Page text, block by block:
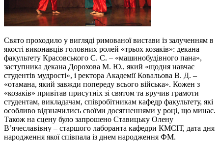
Свято проходило у вигляді римованої вистави із залученням в
якості виконавців головних ролей «трьох козаків»: декана
факультету Красовського С. С. – «машинобудівного пана»,
заступника декана Дорохова М. Ю., який «щодня навчає
студентів мудрості», і ректора Академії Ковальова В. Д. –
«отамана, який завжди попереду всього війська». Кожен з
«козаків» привітав присутніх зі святом та вручив грамоти
студентам, викладачам, співробітникам кафедр факультету, які
особливо відзначились своїми досягненнями у році, що минає.
Також на сцену було запрошено Ставицьку Олену
В’ячеславівну – старшого лаборанта кафедри КМСІТ, дата дня
народження якої співпала із днем народження ФМ.